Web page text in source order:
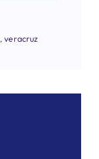
,veracruz